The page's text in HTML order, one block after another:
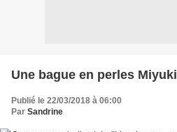
Une bague en perles Miyuki
Publié le 22/03/2018 à 06:00
Par Sandrine